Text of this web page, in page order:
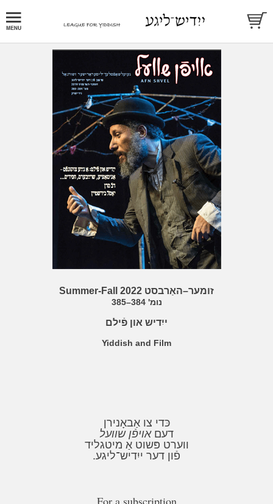
Summer-Fall 2022 זומער–האַרבסט
נומ' 384–385
ייִדיש און פֿילם
Yiddish and Film
כּדי צו אַבאָנירן
דעםאויפֿן שוועל
ווערט פּשוט אַ מיטגליד
פֿון דער ייִדיש־ליגע.
For a subscription